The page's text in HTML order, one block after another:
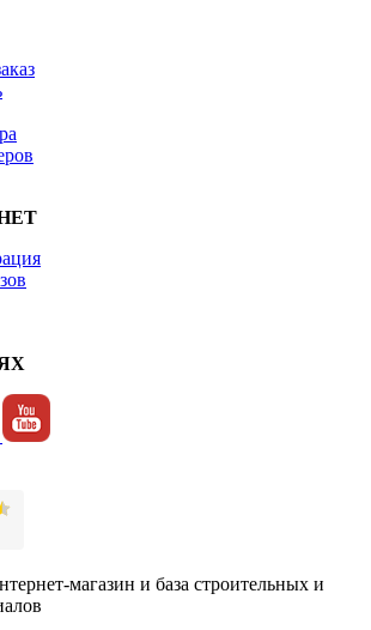
магазин и база строительных и